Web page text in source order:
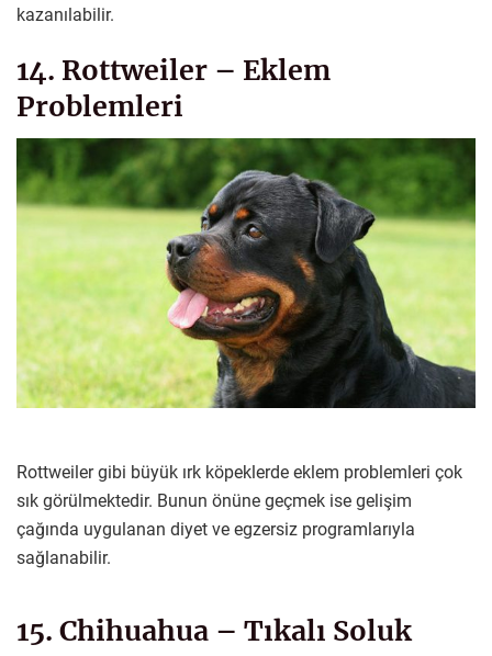
kazanılabilir.
14. Rottweiler – Eklem
Problemleri
Rottweiler gibi büyük ırk köpeklerde eklem problemleri çok
sık görülmektedir. Bunun önüne geçmek ise gelişim
çağında uygulanan diyet ve egzersiz programlarıyla
sağlanabilir.
15. Chihuahua – Tıkalı Soluk